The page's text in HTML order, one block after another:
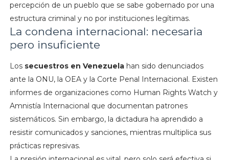
percepción de un pueblo que se sabe gobernado por una
estructura criminal y no por instituciones legítimas.
La condena internacional: necesaria
pero insuficiente
Los secuestros en Venezuelahan sido denunciados
ante la ONU, la OEA y la Corte Penal Internacional. Existen
informes de organizaciones como Human Rights Watch y
Amnistía Internacional que documentan patrones
sistemáticos. Sin embargo, la dictadura ha aprendido a
resistir comunicados y sanciones, mientras multiplica sus
prácticas represivas.